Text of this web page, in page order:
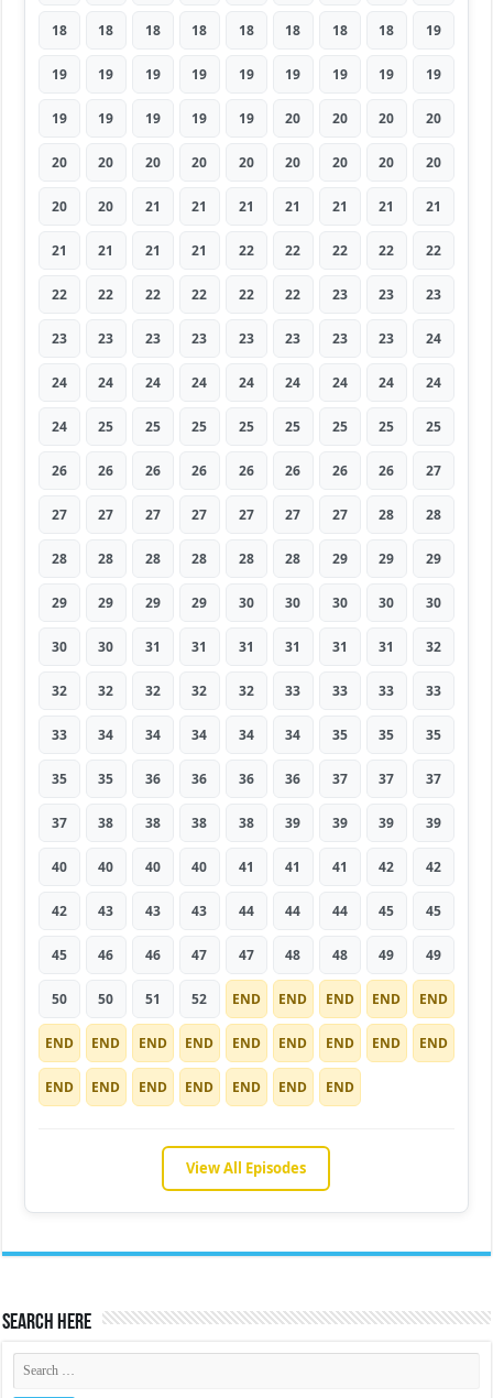
18 18 18 18 18 18 18 18 19
19 19 19 19 19 19 19 19 19
19 19 19 19 19 20 20 20 20
20 20 20 20 20 20 20 20 20
20 20 21 21 21 21 21 21 21
21 21 21 21 22 22 22 22 22
22 22 22 22 22 22 23 23 23
23 23 23 23 23 23 23 23 24
24 24 24 24 24 24 24 24 24
24 25 25 25 25 25 25 25 25
26 26 26 26 26 26 26 26 27
27 27 27 27 27 27 27 28 28
28 28 28 28 28 28 29 29 29
29 29 29 29 30 30 30 30 30
30 30 31 31 31 31 31 31 32
32 32 32 32 32 33 33 33 33
33 34 34 34 34 34 35 35 35
35 35 36 36 36 36 37 37 37
37 38 38 38 38 39 39 39 39
40 40 40 40 41 41 41 42 42
42 43 43 43 44 44 44 45 45
45 46 46 47 47 48 48 49 49
50 50 51 52 END END END END END
END END END END END END END END END
END END END END END END END
View All Episodes
Search Here